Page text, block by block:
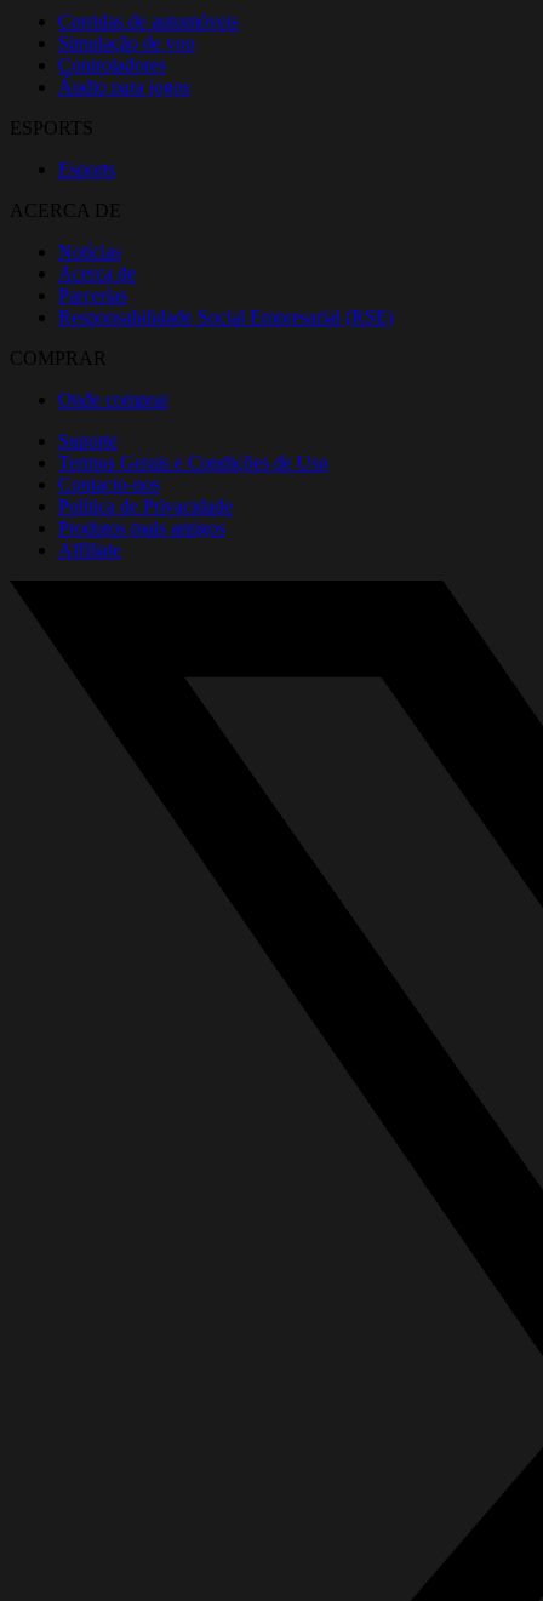
Corridas de automóveis
Simulação de voo
Controladores
Áudio para jogos
ESPORTS
Esports
ACERCA DE
Notícias
Acerca de
Parcerias
Responsabilidade Social Empresarial (RSE)
COMPRAR
Onde comprar
Suporte
Termos Gerais e Condições de Uso
Contacto-nos
Política de Privacidade
Produtos mais antigos
Affiliate